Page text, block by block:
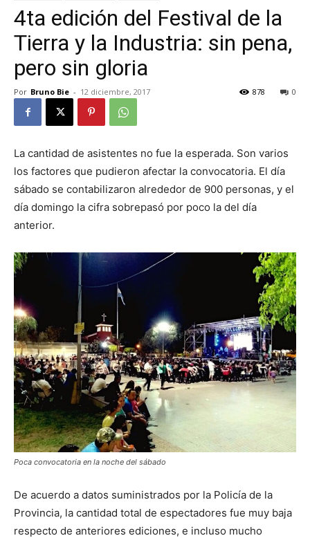
4ta edición del Festival de la
Tierra y la Industria: sin pena,
pero sin gloria
Por Bruno Bie - 12 diciembre, 2017 0
878
La cantidad de asistentes no fue la esperada. Son varios
los factores que pudieron afectar la convocatoria. El día
sábado se contabilizaron alrededor de 900 personas, y el
día domingo la cifra sobrepasó por poco la del día
anterior.
Poca convocatoria en la noche del sábado
De acuerdo a datos suministrados por la Policía de la
Provincia, la cantidad total de espectadores fue muy baja
respecto de anteriores ediciones, e incluso mucho